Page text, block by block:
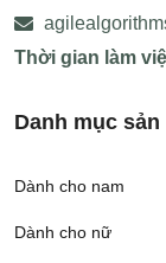
Thời gian làm
Danh mục sản
Dành cho nam
Dành cho nữ